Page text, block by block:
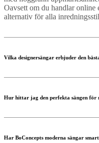
Oavsett om du handlar
alternativ för alla
Vilka designersängar erbjuder den
Hur hittar jag den perfekta sängen för
Har BoConcepts moderna sängar